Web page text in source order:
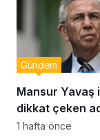
Mansur Yavaş
dikkat çeken
çıkışı
Gündem
1 hafta önce